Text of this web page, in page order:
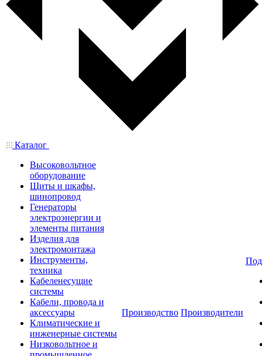
Каталог
Высоковольтное
оборудование
Щиты и шкафы,
шинопровод
Генераторы
электроэнергии и
элементы питания
Изделия для
электромонтажа
Инструменты,
техника
Кабеленесущие
системы
Кабели, провода и
аксессуары
Климатические и
инженерные системы
Низковольтное и
Производство Производители